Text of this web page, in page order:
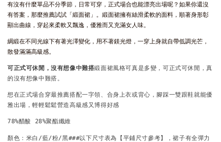
有沒有什麼單品不分季節，日常可穿，正式場合也能漂亮出場呢？如果你還沒
有答案，那麼推薦試試「緞面裙」。緞面裙擁有絲滑柔軟的面料，順著身形彰
顯出曲線，穿起來柔軟又飄逸，優雅而又充滿女人味。
綢緞在不同光線下有著光澤變化，用不著鎂光燈，一穿上身就自帶低調光芒，
散發滿滿高級感。
可正式可休閒，沒有想像中難搭緞面裙風格可真是多變，可正式可休閒，真
的沒有想像中難搭。
想在正式場合穿最推薦搭配一字領、合身上衣或背心，腳踩一雙跟鞋就能優
雅出場，輕輕鬆鬆營造高級感又博得好感
78%醋酸 28%聚酯纖維
顏色：米白/藍/粉/黑###以下尺寸表為【平鋪尺寸參考】，裙子有全彈力